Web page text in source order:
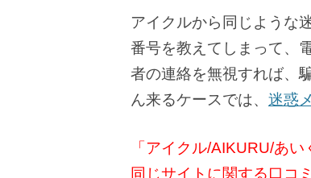
アイクルから同じような
番号を教えてしまって、
者の連絡を無視すれば、
ん来るケースでは、 迷惑
「アイクル/AIKURU/あ
同じサイトに関する口コ